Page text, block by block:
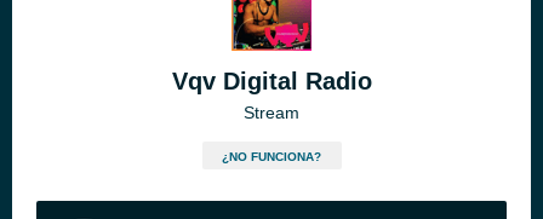
Vqv Digital Radio
Stream
¿NO FUNCIONA?